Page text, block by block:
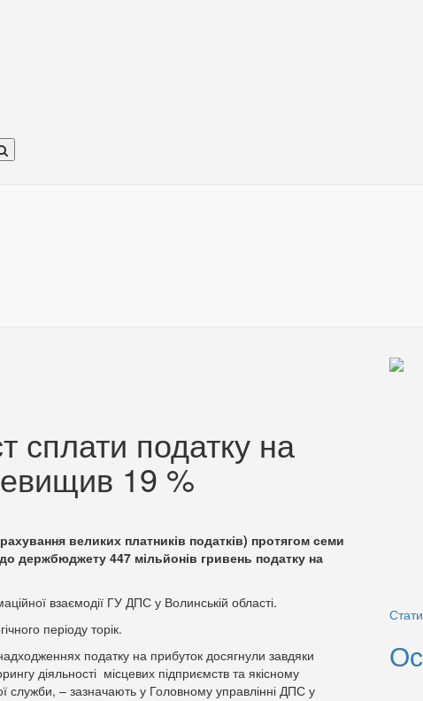
сплати податку на
19 %
великих платників податків) протягом семи
держбюджету 447 мільйонів гривень податку на
взаємодії ГУ ДПС у Волинській області.
періоду торік.
податку на прибуток досягнули завдяки
діяльності місцевих підприємств та якісному
служби, – зазначають у Головному управлінні ДПС у